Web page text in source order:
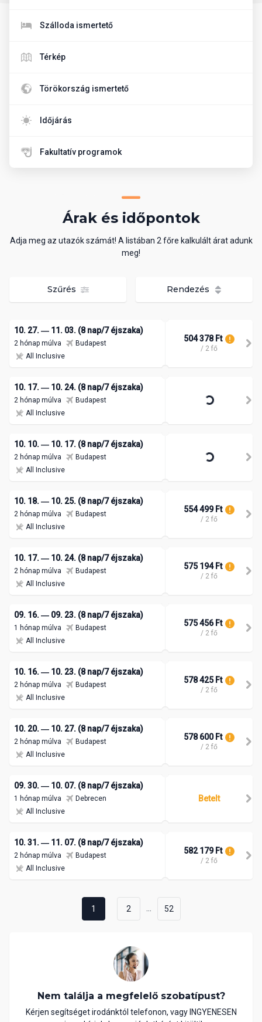
Szálloda ismertető
Térkép
Törökország ismertető
Időjárás
Fakultatív programok
Árak és időpontok
Adja meg az utazók számát! A listában 2 főre kalkulált árat adunk
meg!
Szűrés Rendezés
10. 27. ― 11. 03. (8 nap/7 éjszaka)
2 hónap múlva
Budapest
All Inclusive
504 378 Ft
/ 2 fő
10. 17. ― 10. 24. (8 nap/7 éjszaka)
2 hónap múlva
Budapest
All Inclusive
10. 10. ― 10. 17. (8 nap/7 éjszaka)
2 hónap múlva
Budapest
All Inclusive
10. 18. ― 10. 25. (8 nap/7 éjszaka)
2 hónap múlva
Budapest
All Inclusive
554 499 Ft
/ 2 fő
10. 17. ― 10. 24. (8 nap/7 éjszaka)
2 hónap múlva
Budapest
All Inclusive
575 194 Ft
/ 2 fő
09. 16. ― 09. 23. (8 nap/7 éjszaka)
1 hónap múlva
Budapest
All Inclusive
575 456 Ft
/ 2 fő
10. 16. ― 10. 23. (8 nap/7 éjszaka)
2 hónap múlva
Budapest
All Inclusive
578 425 Ft
/ 2 fő
10. 20. ― 10. 27. (8 nap/7 éjszaka)
2 hónap múlva
Budapest
All Inclusive
578 600 Ft
/ 2 fő
09. 30. ― 10. 07. (8 nap/7 éjszaka)
1 hónap múlva
Debrecen
All Inclusive
Betelt
10. 31. ― 11. 07. (8 nap/7 éjszaka)
2 hónap múlva
Budapest
All Inclusive
582 179 Ft
/ 2 fő
1 2 ... 52
Nem találja a megfelelő szobatípust?
Kérjen segítséget irodánktól telefonon, vagy INGYENESEN